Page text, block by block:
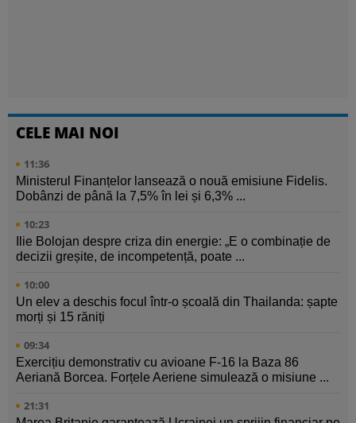
CELE MAI NOI
11:36
Ministerul Finanțelor lansează o nouă emisiune Fidelis.
Dobânzi de până la 7,5% în lei și 6,3% ...
10:23
Ilie Bolojan despre criza din energie: „E o combinație de
decizii greșite, de incompetență, poate ...
10:00
Un elev a deschis focul într-o școală din Thailanda: șapte
morți și 15 răniți
09:34
Exercițiu demonstrativ cu avioane F-16 la Baza 86
Aeriană Borcea. Forțele Aeriene simulează o misiune ...
21:31